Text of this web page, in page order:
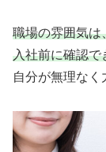
職場の雰囲気は
入社前に確認で
自分が無理な